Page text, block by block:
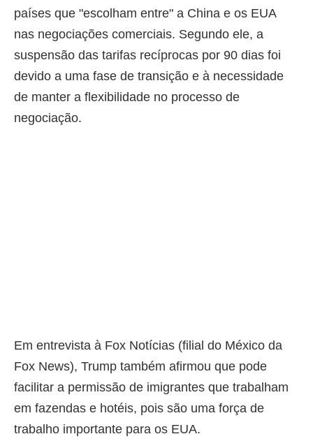
países que "escolham entre" a China e os EUA
nas negociações comerciais. Segundo ele, a
suspensão das tarifas recíprocas por 90 dias foi
devido a uma fase de transição e à necessidade
de manter a flexibilidade no processo de
negociação.
Em entrevista à Fox Notícias (filial do México da
Fox News), Trump também afirmou que pode
facilitar a permissão de imigrantes que trabalham
em fazendas e hotéis, pois são uma força de
trabalho importante para os EUA.